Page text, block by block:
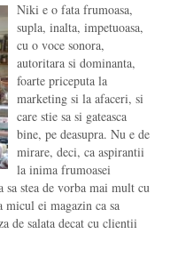
Niki e o fata frumoasa,
supla, inalta, impetuoasa,
cu o voce sonora,
autoritara si dominanta,
foarte priceputa la
marketing si la afaceri, si
care stie sa si gateasca
bine, pe deasupra. Nu e de
mirare, deci, ca aspirantii
la inima frumoasei
sa stea de vorba mai mult cu
ei magazin ca sa
de salata decat cu clientii